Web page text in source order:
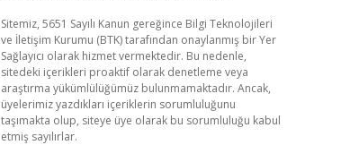
Sitemiz, 5651 Sayılı Kanun gereğince Bilgi Teknolojileri
ve İletişim Kurumu (BTK) tarafından onaylanmış bir Yer
Sağlayıcı olarak hizmet vermektedir. Bu nedenle,
sitedeki içerikleri proaktif olarak denetleme veya
araştırma yükümlülüğümüz bulunmamaktadır. Ancak,
üyelerimiz yazdıkları içeriklerin sorumluluğunu
taşımakta olup, siteye üye olarak bu sorumluluğu kabul
etmiş sayılırlar.